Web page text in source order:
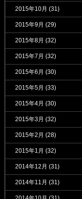
2015年10月 (31)
2015年9月 (29)
2015年8月 (32)
2015年7月 (32)
2015年6月 (30)
2015年5月 (33)
2015年4月 (30)
2015年3月 (32)
2015年2月 (28)
2015年1月 (32)
2014年12月 (31)
2014年11月 (31)